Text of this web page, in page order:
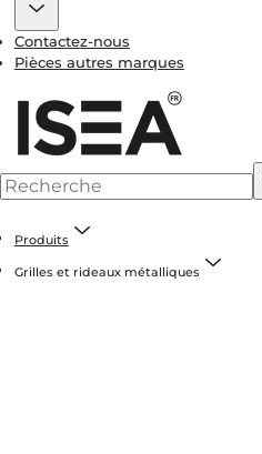
Contactez-nous
Pièces autres marques
Produits
Grilles et rideaux métalliques